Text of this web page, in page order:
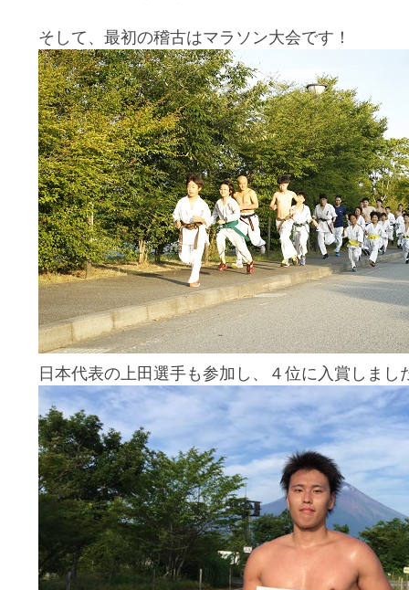
そして、最初の稽古はマラソン大会です！
日本代表の上田選手も参加し、４位に入賞しまし